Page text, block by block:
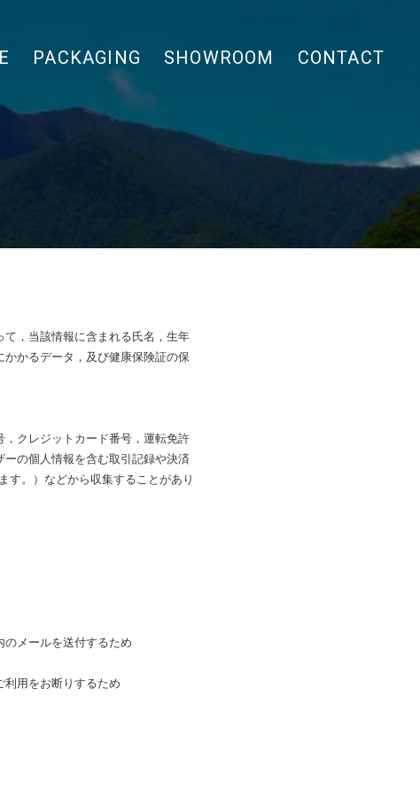
PACKAGING SHOWROOM CONTACT
て，当該情報に含まれる氏名，生年
かるデータ，及び健康保険証の保
クレジットカード番号，運転免許
の個人情報を含む取引記録や決済
す。）などから収集することがあり
メールを送付するため
用をお断りするため